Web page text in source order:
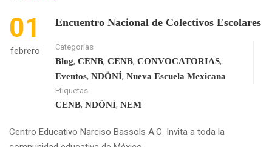
APROPIACIÓN
NEM?,
01
febrero
Encuentro Nacional de Colectivos Escolares
Categorías
Blog, CENB, CENB, CONVOCATORIAS,
Eventos, NDÖNÍ, Nueva Escuela Mexicana
Etiquetas
CENB, NDÖNÍ, NEM
Centro Educativo Narciso Bassols A.C. Invita a toda la